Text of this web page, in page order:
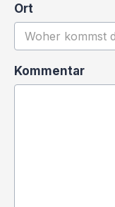
Ort
Kommentar